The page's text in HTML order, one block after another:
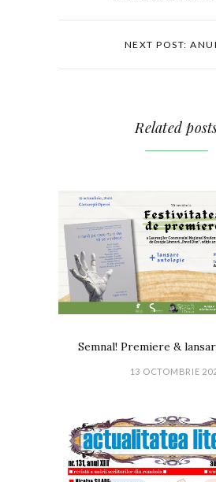
NEXT POST:
Related
Semnal! Premiere &
13 OCTOMBRIE